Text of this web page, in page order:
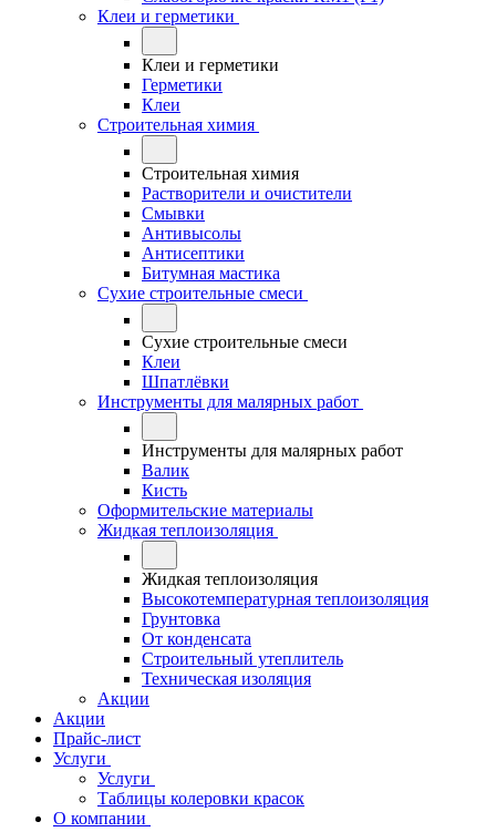
Клеи и герметики
Клеи и герметики
Герметики
Клеи
Строительная химия
Строительная химия
Растворители и очистители
Смывки
Антивысолы
Антисептики
Битумная мастика
Сухие строительные смеси
Сухие строительные смеси
Клеи
Шпатлёвки
Инструменты для малярных работ
Инструменты для малярных работ
Валик
Кисть
Оформительские материалы
Жидкая теплоизоляция
Жидкая теплоизоляция
Высокотемпературная теплоизоляция
Грунтовка
От конденсата
Строительный утеплитель
Техническая изоляция
Акции
Акции
Прайс-лист
Услуги
Услуги
Таблицы колеровки красок
О компании